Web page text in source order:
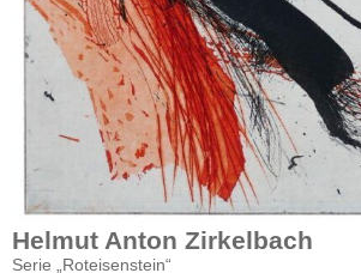
Helmut Anton Zirkelbach
Serie „Roteisenstein“